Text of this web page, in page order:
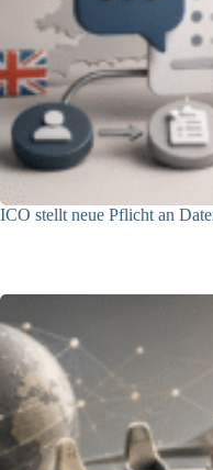
ICO stellt neue Pflicht an